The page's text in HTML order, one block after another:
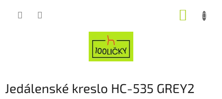
Jedálenské kreslo HC-535 GREY2